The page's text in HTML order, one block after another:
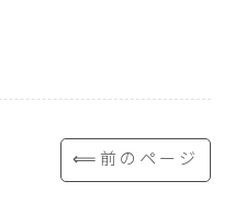
⟸前のページ